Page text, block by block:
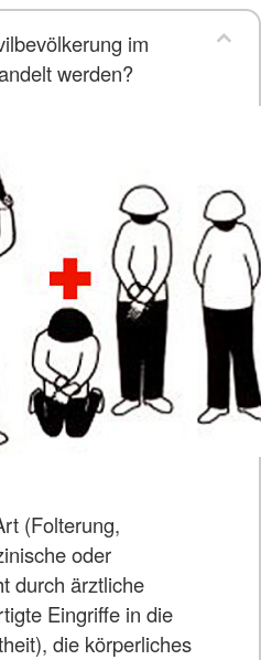
im
werden?
(Folterung,
oder
durch ärztliche
Eingriffe in die
die körperliches